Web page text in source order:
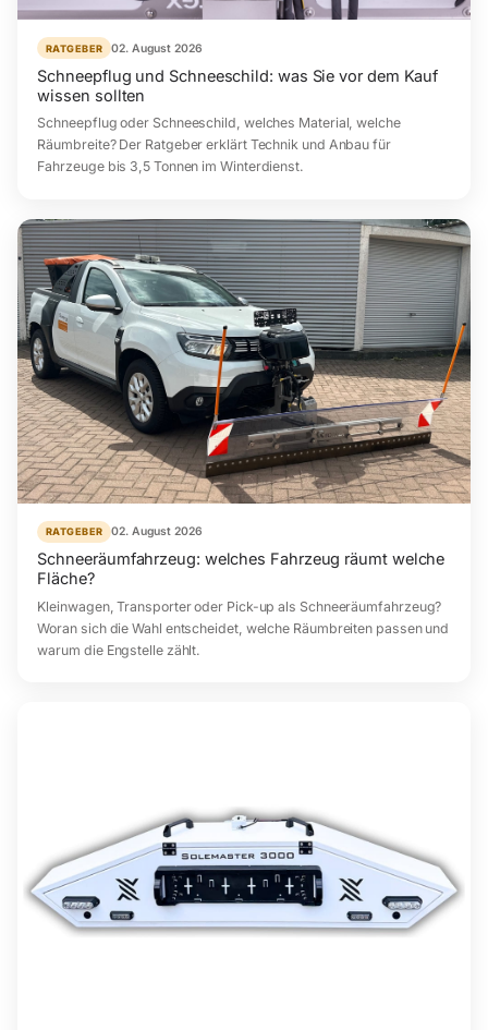
RATGEBER 02. August 2026
Schneepflug und Schneeschild: was Sie vor dem Kauf
wissen sollten
Schneepflug oder Schneeschild, welches Material, welche
Räumbreite? Der Ratgeber erklärt Technik und Anbau für
Fahrzeuge bis 3,5 Tonnen im Winterdienst.
RATGEBER 02. August 2026
Schneeräumfahrzeug: welches Fahrzeug räumt welche
Fläche?
Kleinwagen, Transporter oder Pick-up als Schneeräumfahrzeug?
Woran sich die Wahl entscheidet, welche Räumbreiten passen und
warum die Engstelle zählt.